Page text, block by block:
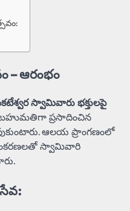
– ఆరంభం
స్వామివారు భక్తులపై
ప్రసాదించిన
ఆలయ ప్రాంగణంలో
స్వామివారి